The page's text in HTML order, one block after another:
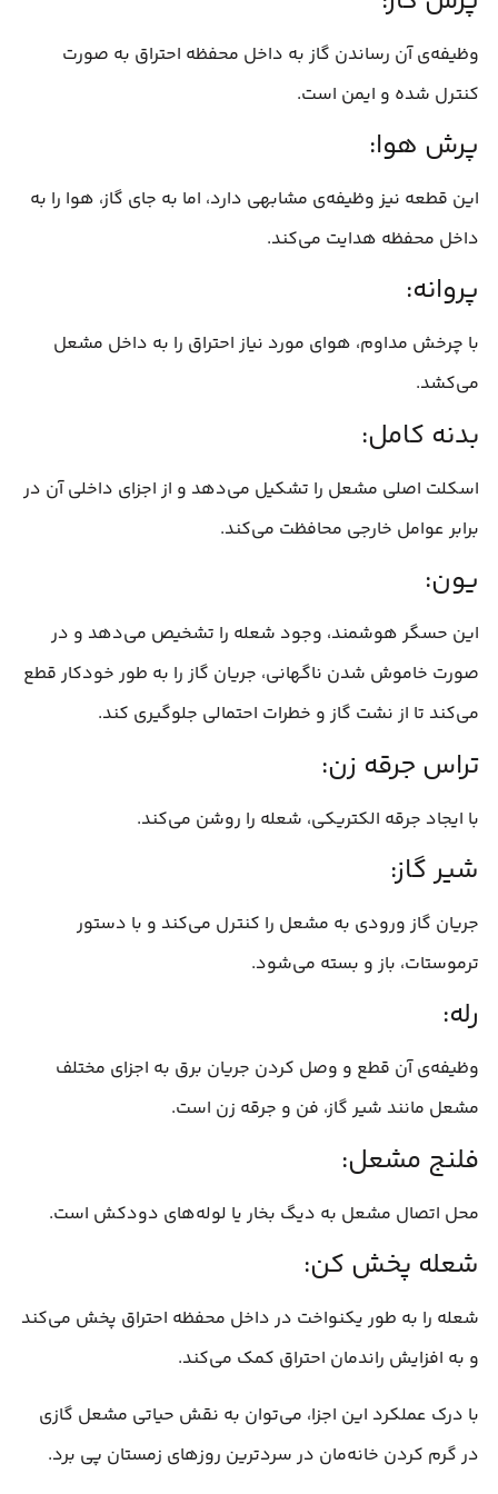
وظیفه‌ی آن رساندن گاز به داخل محفظه احتراق به صورت
کنترل شده و ایمن است.
پرش هوا:
این قطعه نیز وظیفه‌ی مشابهی دارد، اما به جای گاز، هوا را به
داخل محفظه هدایت می‌کند.
پروانه:
با چرخش مداوم، هوای مورد نیاز احتراق را به داخل مشعل
می‌کشد.
بدنه کامل:
اسکلت اصلی مشعل را تشکیل می‌دهد و از اجزای داخلی آن در
برابر عوامل خارجی محافظت می‌کند.
یون:
این حسگر هوشمند، وجود شعله را تشخیص می‌دهد و در
صورت خاموش شدن ناگهانی، جریان گاز را به طور خودکار قطع
می‌کند تا از نشت گاز و خطرات احتمالی جلوگیری کند.
تراس جرقه زن:
با ایجاد جرقه الکتریکی، شعله را روشن می‌کند.
شیر گاز:
جریان گاز ورودی به مشعل را کنترل می‌کند و با دستور
ترموستات، باز و بسته می‌شود.
رله:
وظیفه‌ی آن قطع و وصل کردن جریان برق به اجزای مختلف
مشعل مانند شیر گاز، فن و جرقه زن است.
فلنج مشعل:
محل اتصال مشعل به دیگ بخار یا لوله‌های دودکش است.
شعله پخش کن:
شعله را به طور یکنواخت در داخل محفظه احتراق پخش می‌کند
و به افزایش راندمان احتراق کمک می‌کند.
با درک عملکرد این اجزا، می‌توان به نقش حیاتی مشعل گازی
در گرم کردن خانه‌مان در سردترین روزهای زمستان پی برد.